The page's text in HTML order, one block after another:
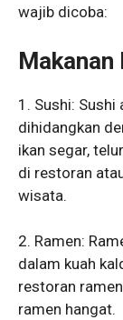
wajib dicoba:
Makanan
1. Sushi: Sushi
dihidangkan
ikan segar,
di restoran
wisata.
2. Ramen:
dalam kuah
restoran
ramen hangat.